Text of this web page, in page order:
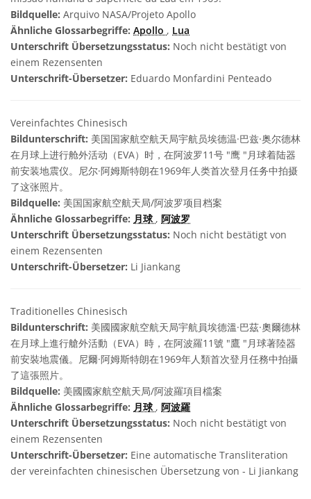
Bildquelle: Arquivo NASA/Projeto Apollo
Ähnliche Glossarbegriffe: Apollo , Lua
Unterschrift Übersetzungsstatus: Noch nicht bestätigt von
einem Rezensenten
Unterschrift-Übersetzer: Eduardo Monfardini Penteado
Vereinfachtes Chinesisch
Bildunterschrift: 美国国家航空航天局宇航员埃德温·巴兹·奥尔德林
在月球上进行舱外活动（EVA）时，在阿波罗11号 "鹰 "月球着陆器
前安装地震仪。尼尔·阿姆斯特朗在1969年人类首次登月任务中拍摄
了这张照片。
Bildquelle: 美国国家航空航天局/阿波罗项目档案
Ähnliche Glossarbegriffe: 月球 , 阿波罗
Unterschrift Übersetzungsstatus: Noch nicht bestätigt von
einem Rezensenten
Unterschrift-Übersetzer: Li Jiankang
Traditionelles Chinesisch
Bildunterschrift: 美國國家航空航天局宇航員埃德溫·巴茲·奧爾德林
在月球上進行艙外活動（EVA）時，在阿波羅11號 "鷹 "月球著陸器
前安裝地震儀。尼爾·阿姆斯特朗在1969年人類首次登月任務中拍攝
了這張照片。
Bildquelle: 美國國家航空航天局/阿波羅項目檔案
Ähnliche Glossarbegriffe: 月球 , 阿波羅
Unterschrift Übersetzungsstatus: Noch nicht bestätigt von
einem Rezensenten
Unterschrift-Übersetzer: Eine automatische Transliteration
der vereinfachten chinesischen Übersetzung von - Li Jiankang